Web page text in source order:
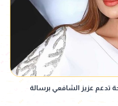
تدعم عزيز الشافعي برسالة